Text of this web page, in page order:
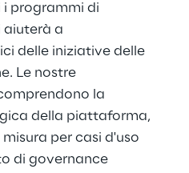
programmi di
aiuterà a
delle iniziative delle
Le nostre
la
della piattaforma,
per casi d'uso
di governance